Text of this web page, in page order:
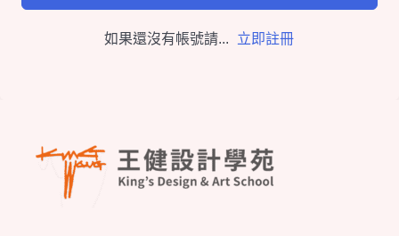
如果還沒有帳號請... 立即註冊